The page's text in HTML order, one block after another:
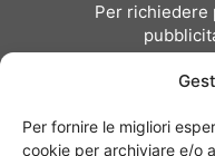
Per fornire le migliori
cookie per archiviare e/o
Per richiedere